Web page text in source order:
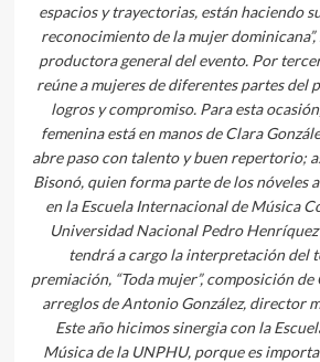
espacios y trayectorias, están haciendo
reconocimiento de la mujer
productora general del evento. Por
reúne a mujeres de diferentes partes del
logros y compromiso. Para esta
femenina está en manos de Clara
abre paso con talento y buen repertorio;
Bisonó, quien forma parte de los nóveles
en la Escuela Internacional de Música
Universidad Nacional Pedro
tendrá a cargo la interpretación del
premiación, “Toda mujer”, composición
arreglos de Antonio González, director
Este año hicimos sinergia con la
Música de la UNPHU, porque es